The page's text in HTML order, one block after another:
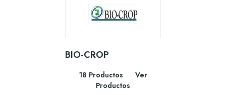
BIO-CROP
18 Productos
Ver
Productos